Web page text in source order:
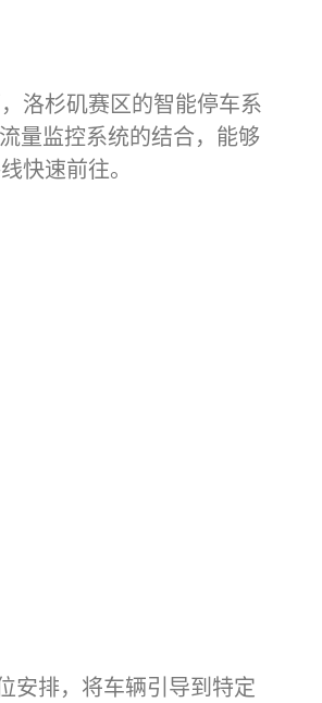
洛杉矶赛区的智能停车系
量监控系统的结合，能够
快速前往。
安排，将车辆引导到特定